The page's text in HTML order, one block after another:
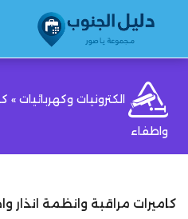
الكترونيات وكهربائيات »
واطفاء
كاميرات مراقبة وانظمة انذار